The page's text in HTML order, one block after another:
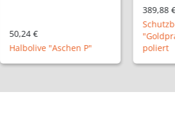
Schutzbeschlag Modell
"Goldpracht", Messing
poliert